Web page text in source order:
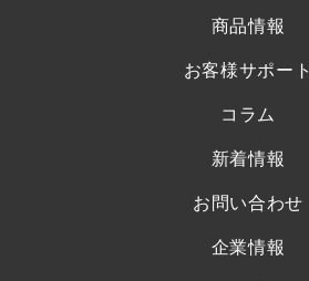
商品情報
お客様サポート
コラム
新着情報
お問い合わせ
企業情報